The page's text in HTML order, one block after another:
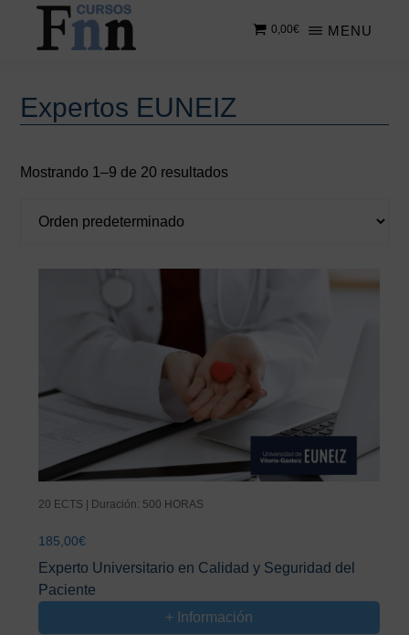
Saltar
contenido
cursos
MENU
0,00€
Expertos EUNEIZ
Mostrando 1–9 de 20 resultados
20 ECTS | Duración: 500 HORAS
185,00€
Experto Universitario en Calidad y Seguridad del
Paciente
+ Información